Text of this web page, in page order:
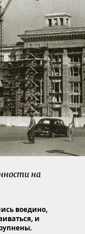
на
воедино,
и